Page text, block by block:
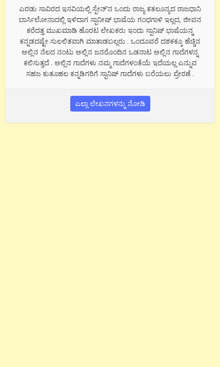
ಎರಡು ಸಾವಿರದ ಇಸವಿಯಲ್ಲಿ ಸ್ಪೇನ್’ನ ಒಂದು ರಾಜ್ಯ ಕತಲೂನ್ಯದ ರಾಜಧಾನಿ
ಬಾರ್ಸಿಲೋನಾದಲ್ಲಿ ಇಳಿದಾಗ ಸ್ಪಾನೀಷ್ ಭಾಷೆಯ ಗಂಧಗಾಳಿ ಇಲ್ಲದ, ಜೀವನ
ಕರೆದತ್ತ ಮುಖಮಾಡಿ ಹೊರಟ ಲೇಖಕರು ಇಂದು ಸ್ಪಾನಿಷ್ ಭಾಷೆಯನ್ನ
ಕನ್ನಡದಷ್ಟೇ ಸುಲಲಿತವಾಗಿ ಮಾತಾಡಬಲ್ಲರು . ಒಂದೂವರೆ ದಶಕಕ್ಕೂ ಹೆಚ್ಚಿನ
ಅಲ್ಲಿನ ನೆಲದ ನಂಟು ಅಲ್ಲಿನ ಜನರೊಂದಿನ ಒಡನಾಟ ಅಲ್ಲಿನ ಗಾದೆಗಳನ್ನ
ಕಲಿಸುತ್ತದೆ . ಅಲ್ಲಿನ ಗಾದೆಗಳು ನಮ್ಮ ಗಾದೆಗಳಂತೆಯೆ ಇದೆಯಲ್ಲ ಎನ್ನುವ
ಸಹಜ ಕುತೂಹಲ ಕನ್ನಡಿಗರಿಗೆ ಸ್ಪಾನಿಷ್ ಗಾದೆಗಳು ಬರೆಯಲು ಪ್ರೇರಣೆ .
ಎಲ್ಲಾ ಲೇಖನಗಳನ್ನು ನೋಡಿ